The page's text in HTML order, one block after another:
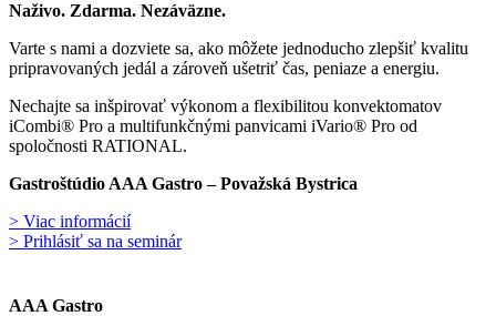
Naživo. Zdarma. Nezáväzne.
Varte s nami a dozviete sa, ako môžete jednoducho zlepšiť kvalitu
pripravovaných jedál a zároveň ušetriť čas, peniaze a energiu.
Nechajte sa inšpirovať výkonom a flexibilitou konvektomatov
iCombi® Pro a multifunkčnými panvicami iVario® Pro od
spoločnosti RATIONAL.
Gastroštúdio AAA Gastro – Považská Bystrica
> Viac informácií
> Prihlásiť sa na seminár
AAA Gastro